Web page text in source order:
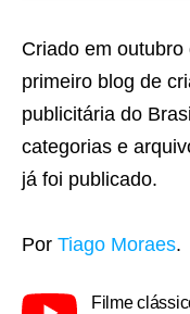
Criado em outubro
primeiro blog de
publicitária do
categorias e
já foi publicado.
Por Tiago Moraes.
Filme